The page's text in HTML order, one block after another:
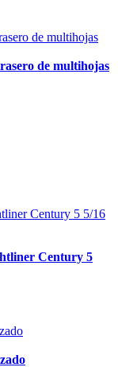
de multihojas
Century 5